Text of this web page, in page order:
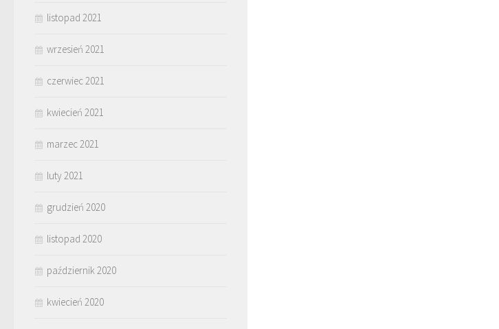
listopad 2021
wrzesień 2021
czerwiec 2021
kwiecień 2021
marzec 2021
luty 2021
grudzień 2020
listopad 2020
październik 2020
kwiecień 2020